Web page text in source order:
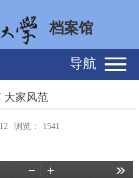
档案馆
导航
大家风范
浏览： 1541